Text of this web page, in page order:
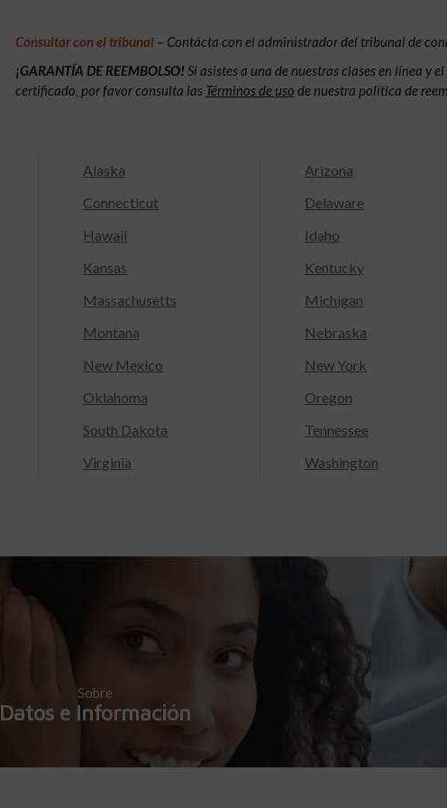
Consultar con el tribunal – Contácta con el administrador del tribunal de
¡GARANTÍA DE REEMBOLSO! Si asistes a una de nuestras clases en línea y
certificado, por favor consulta las Términos de uso de nuestra política de
Alaska Arizona
Connecticut Delaware
Hawaii Idaho
Kansas Kentucky
Massachusetts Michigan
Montana Nebraska
New Mexico New York
Oklahoma Oregon
South Dakota Tennessee
Virginia Washington
Sobre
Datos e Información